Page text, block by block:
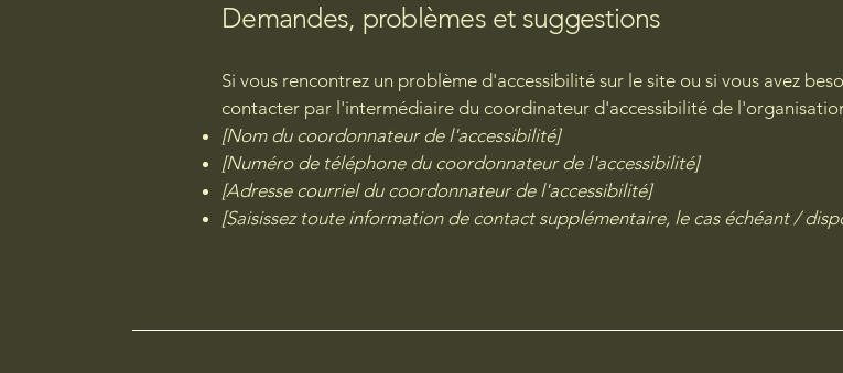
Demandes, problèmes et suggestions
Si vous rencontrez un problème d'accessibilité sur le site ou si vous avez
contacter par l'intermédiaire du coordinateur d'accessibilité de
[Nom du coordonnateur de l'accessibilité]
[Numéro de téléphone du coordonnateur de l'accessibilité]
[Adresse courriel du coordonnateur de l'accessibilité]
[Saisissez toute information de contact supplémentaire, le cas échéant /